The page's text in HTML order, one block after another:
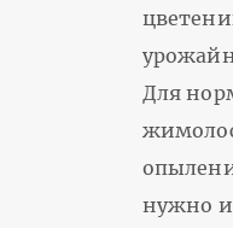
Для
нужно